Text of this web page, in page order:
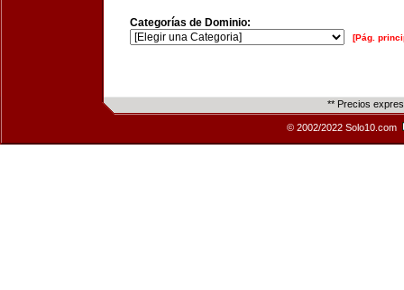
Categorías de Dominio:
[Pág.
** Precios
© 2002/2022 Solo10.com